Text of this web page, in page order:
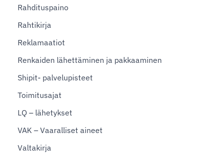
Rahdituspaino
Rahtikirja
Reklamaatiot
Renkaiden lähettäminen ja pakkaaminen
Shipit- palvelupisteet
Toimitusajat
LQ – lähetykset
VAK – Vaaralliset aineet
Valtakirja